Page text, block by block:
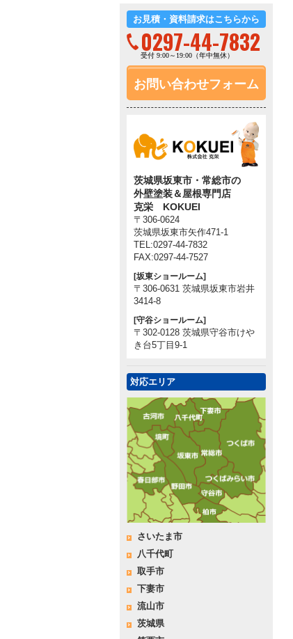
お見積・資料請求はこちらから
0297-44-7832
受付 9:00～19:00（年中無休）
お問い合わせフォーム
茨城県坂東市・常総市の
外壁塗装＆屋根専門店
克栄 KOKUEI
〒306-0624
茨城県坂東市矢作471-1
TEL:0297-44-7832
FAX:0297-44-7527
[坂東ショールーム]
〒306-0631 茨城県坂東市岩井
3414-8
[守谷ショールーム]
〒302-0128 茨城県守谷市けや
き台5丁目9-1
対応エリア
さいたま市
八千代町
取手市
下妻市
流山市
茨城県